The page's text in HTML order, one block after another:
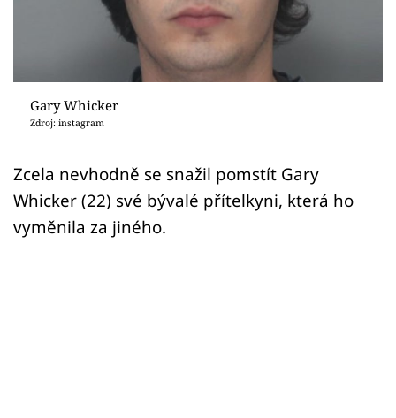
Sledujte prima+
Přihlášení
Sledujte nás
Gary Whicker
Zdroj: instagram
Zcela nevhodně se snažil pomstít Gary
Whicker (22) své bývalé přítelkyni, která ho
vyměnila za jiného.